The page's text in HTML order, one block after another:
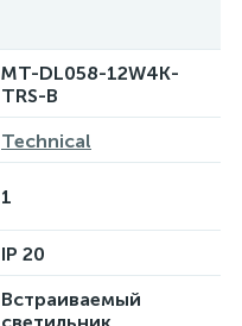
MT-DL058-12W4K-
TRS-B
Technical
1
IP 20
Встраиваемый